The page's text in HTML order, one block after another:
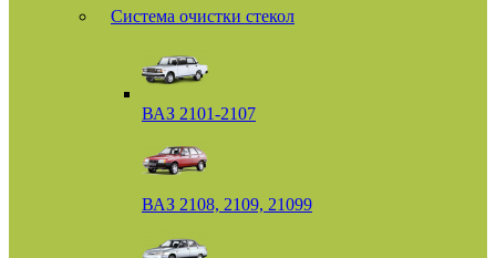
Система очистки стекол
ВАЗ 2101-2107
ВАЗ 2108, 2109, 21099